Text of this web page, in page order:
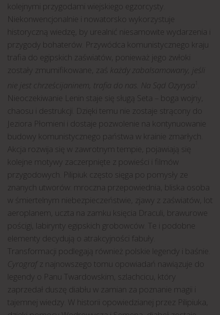
kolejnymi przygodami wiejskiego egzorcysty.
Niekonwencjonalnie i nowatorsko wykorzystuje
historyczną wiedzę, by urealnić niesamowite wydarzenia i
przygody bohaterów. Przywódca komunistycznego kraju
trafia do egipskich zaświatów, ponieważ jego zwłoki
zostały zmumifikowane, zaś każdy zabalsamowany, jeśli
nie jest chrześcijaninem, trafia do nas. Na Sąd Ozyrysa
Nieoczekiwanie Lenin staje się sługą Seta – boga wojny,
chaosu i destrukcji. Dzięki temu nie zostaje strącony do
Jeziora Płomieni i dostaje pozwolenie na kontynuowanie
budowy komunistycznego państwa w krainie zmarłych.
Akcja rozwija się w zawrotnym tempie, pojawiają się
kolejne motywy zaczerpnięte z powieści i filmów
przygodowych. Pilipiuk często sięga po pomysły ze
znanych utworów: mroczna przepowiednia, bliska osoba
w śmiertelnym niebezpieczeństwie, zjawy z zaświatów, lot
aeroplanem, uczta na zamku księcia Draculi, brawurowe
pościgi, labirynty egipskich grobowców. Te i podobne
elementy decydują o atrakcyjności fabuły.
Transformacji podlegają również polskie legendy i baśnie.
Cyrograf z najnowszego tomu opowiadań nawiązuje do
legendy o Panu Twardowskim, szlachcicu, który
zaprzedał duszę diabłu w zamian za poznanie magii i
tajemnej wiedzy. W historii opowiedzianej przez Pilipiuka,